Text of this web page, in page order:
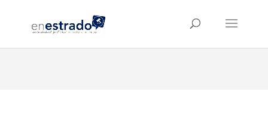
⚠️ Hosting plan for this site has expired.
avoid service disruption.